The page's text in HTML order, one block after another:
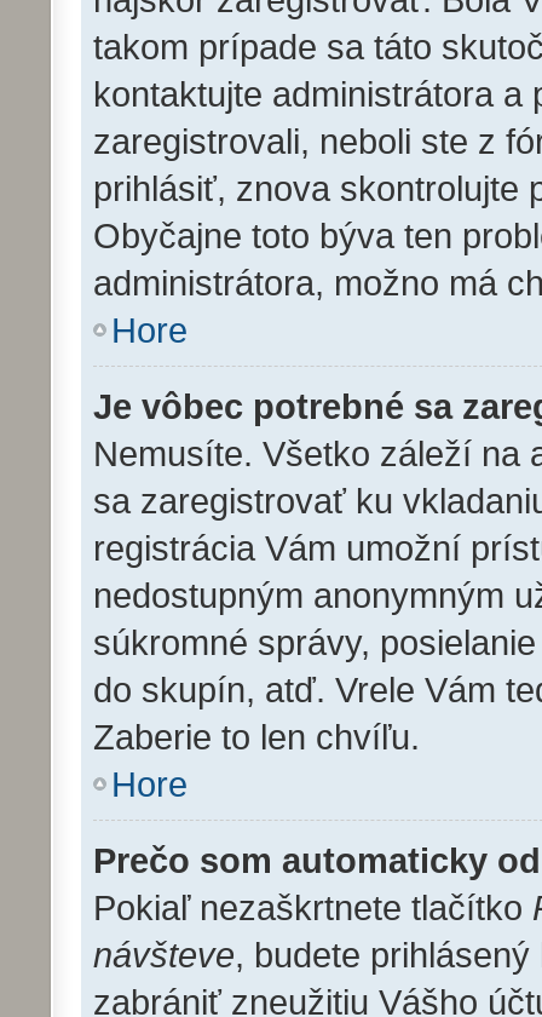
takom prípade sa táto
kontaktujte administrátora
zaregistrovali, neboli ste z
prihlásiť, znova skontrolujte
Obyčajne toto býva ten
administrátora, možno má
Hore
Je vôbec potrebné sa
Nemusíte. Všetko záleží na
sa zaregistrovať ku
registrácia Vám umožní
nedostupným anonymným
súkromné správy,
do skupín, atď. Vrele Vám
Zaberie to len chvíľu.
Hore
Prečo som automaticky
Pokiaľ nezaškrtnete tlačítko
návšteve, budete
zabrániť zneužitiu Vášho